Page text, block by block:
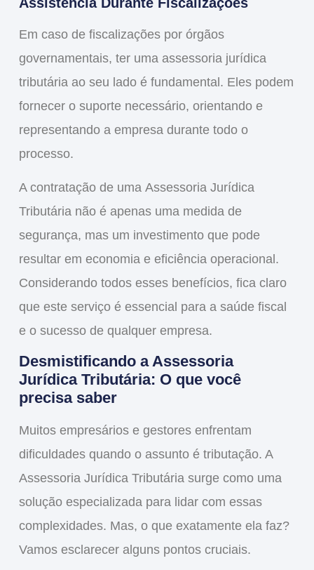
Em caso de fiscalizações por órgãos
governamentais, ter uma assessoria jurídica
tributária ao seu lado é fundamental. Eles podem
fornecer o suporte necessário, orientando e
representando a empresa durante todo o
processo.
A contratação de uma Assessoria Jurídica
Tributária não é apenas uma medida de
segurança, mas um investimento que pode
resultar em economia e eficiência operacional.
Considerando todos esses benefícios, fica claro
que este serviço é essencial para a saúde fiscal
e o sucesso de qualquer empresa.
Desmistificando a Assessoria
Jurídica Tributária: O que você
precisa saber
Muitos empresários e gestores enfrentam
dificuldades quando o assunto é tributação. A
Assessoria Jurídica Tributáriasurge como uma
solução especializada para lidar com essas
complexidades. Mas, o que exatamente ela faz?
Vamos esclarecer alguns pontos cruciais.